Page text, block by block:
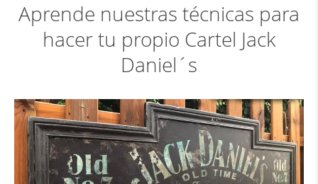
Aprende nuestras técnicas para
hacer tu propio Cartel Jack
Daniel´s